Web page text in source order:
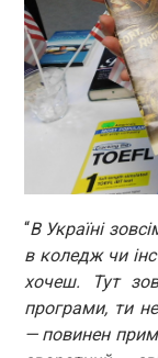
“В Україні
в коледж чи
хочеш. Тут
програми, ти
— повинен